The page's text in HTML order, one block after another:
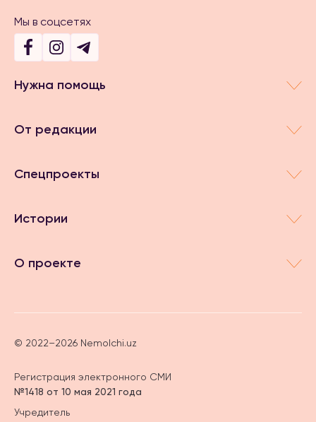
Мы в соцсетях
Нужна помощь
От редакции
Спецпроекты
Истории
О проекте
© 2022–2026 Nemolchi.uz
Регистрация электронного СМИ
№1418 от 10 мая 2021 года
Учредитель